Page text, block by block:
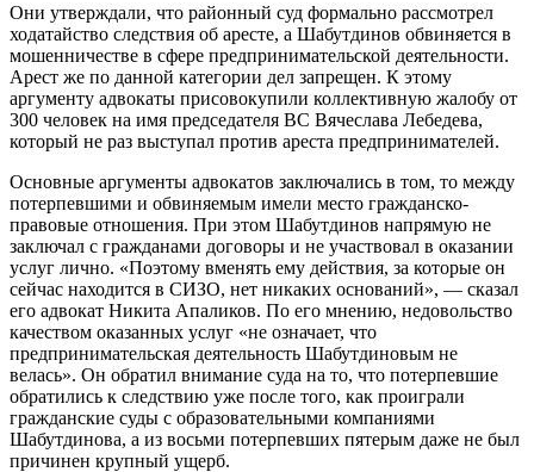
Они утверждали, что районный суд формально рассмотрел
ходатайство следствия об аресте, а Шабутдинов обвиняется в
мошенничестве в сфере предпринимательской деятельности.
Арест же по данной категории дел запрещен. К этому
аргументу адвокаты присовокупили коллективную жалобу от
300 человек на имя председателя ВС Вячеслава Лебедева,
который не раз выступал против ареста предпринимателей.
Основные аргументы адвокатов заключались в том, то между
потерпевшими и обвиняемым имели место гражданско-
правовые отношения. При этом Шабутдинов напрямую не
заключал с гражданами договоры и не участвовал в оказании
услуг лично. «Поэтому вменять ему действия, за которые он
сейчас находится в СИЗО, нет никаких оснований», — сказал
его адвокат Никита Апаликов. По его мнению, недовольство
качеством оказанных услуг «не означает, что
предпринимательская деятельность Шабутдиновым не
велась». Он обратил внимание суда на то, что потерпевшие
обратились к следствию уже после того, как проиграли
гражданские суды с образовательными компаниями
Шабутдинова, а из восьми потерпевших пятерым даже не был
причинен крупный ущерб.